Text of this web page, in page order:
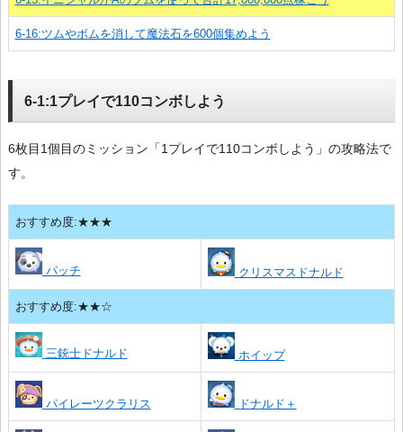
6-16:ツムやボムを消して魔法石を600個集めよう
6-1:1プレイで110コンボしよう
6枚目1個目のミッション「1プレイで110コンボしよう」の攻略法で
す。
おすすめ度:★★★
パッチ クリスマスドナルド
おすすめ度:★★☆
三銃士ドナルド ホイップ
パイレーツクラリス ドナルド＋